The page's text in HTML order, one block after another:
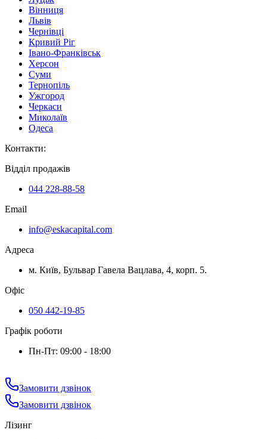
Вінниця
Львів
Чернівці
Кривий Ріг
Івано-Франківськ
Херсон
Суми
Тернопіль
Ужгород
Черкаси
Миколаїв
Одеса
Контакти:
Відділ продажів
044 228-88-58
Email
info@eskacapital.com
Адреса
м. Київ, Бульвар Гавела Вацлава, 4, корп. 5.
Офіс
050 442-19-85
Графік роботи
Пн-Пт: 09:00 - 18:00
Замовити дзвінок
Замовити дзвінок
Лізинг